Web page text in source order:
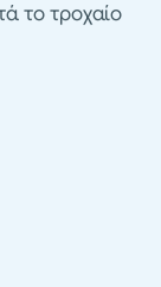
το τροχαίο